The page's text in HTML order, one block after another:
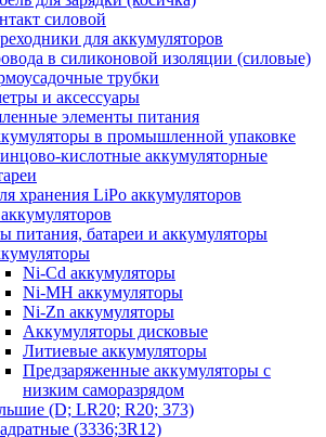
силовой
для аккумуляторов
в силиконовой изоляции (силовые)
трубки
и аксессуары
элементы питания
в промышленной упаковке
кислотные аккумуляторные
хранения LiPo аккумуляторов
питания, батареи и аккумуляторы
Ni-Cd аккумуляторы
Ni-MH аккумуляторы
Ni-Zn аккумуляторы
Аккумуляторы дисковые
Литиевые аккумуляторы
Предзаряженные аккумуляторы с
низким саморазрядом
(D; LR20; R20; 373)
(3336;3R12)